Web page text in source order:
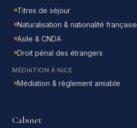
Titres de séjour
Naturalisation & nationalité française
Asile & CNDA
Droit pénal des étrangers
MÉDIATION À NICE
Médiation & règlement amiable
Cabinet